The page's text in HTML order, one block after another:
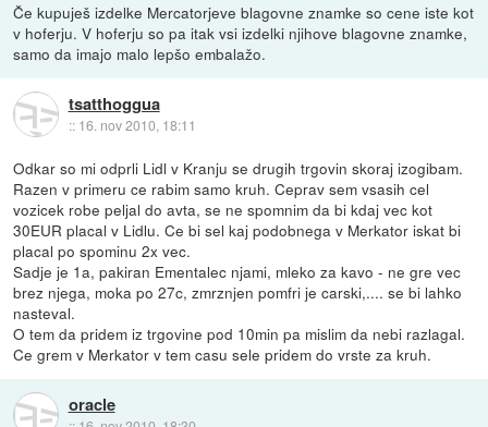
Če kupuješ izdelke Mercatorjeve blagovne znamke so cene iste kot
v hoferju. V hoferju so pa itak vsi izdelki njihove blagovne znamke,
samo da imajo malo lepšo embalažo.
tsatthoggua
:: 16. nov 2010, 18:11
Odkar so mi odprli Lidl v Kranju se drugih trgovin skoraj izogibam.
Razen v primeru ce rabim samo kruh. Ceprav sem vsasih cel
vozicek robe peljal do avta, se ne spomnim da bi kdaj vec kot
30EUR placal v Lidlu. Ce bi sel kaj podobnega v Merkator iskat bi
placal po spominu 2x vec.
Sadje je 1a, pakiran Ementalec njami, mleko za kavo - ne gre vec
brez njega, moka po 27c, zmrznjen pomfri je carski,.... se bi lahko
nasteval.
O tem da pridem iz trgovine pod 10min pa mislim da nebi razlagal.
Ce grem v Merkator v tem casu sele pridem do vrste za kruh.
oracle